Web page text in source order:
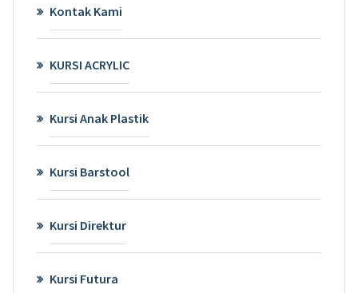
Kontak Kami
KURSI ACRYLIC
Kursi Anak Plastik
Kursi Barstool
Kursi Direktur
Kursi Futura